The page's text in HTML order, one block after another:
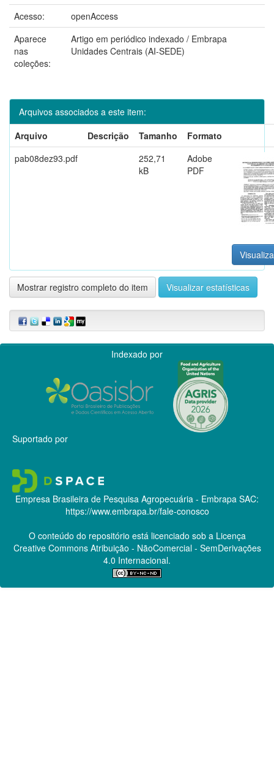
Acesso:
openAccess
Aparece
nas
coleções:
Artigo em periódico indexado / Embrapa
Unidades Centrais (AI-SEDE)
Arquivos associados a este item:
Arquivo
Descrição Tamanho
Formato
pab08dez93.pdf
252,71
kB
Adobe
PDF
Mostrar registro completo do item Visualizar estatísticas
Indexado por
Suportado por
Empresa Brasileira de Pesquisa Agropecuária - Embrapa SAC:
https://www.embrapa.br/fale-conosco
O conteúdo do repositório está licenciado sob a Licença
Creative CommonsAtribuição - NãoComercial - SemDerivações
4.0 Internacional.